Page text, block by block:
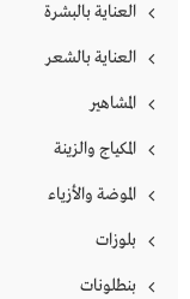
العناية بالبشرة
العناية بالشعر
المشاهير
المكياج والزينة
الموضة والأزياء
بلوزات
بنطلونات